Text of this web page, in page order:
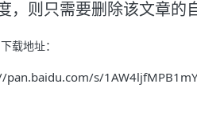
，则只需要删除该文章的
载地址：
s/